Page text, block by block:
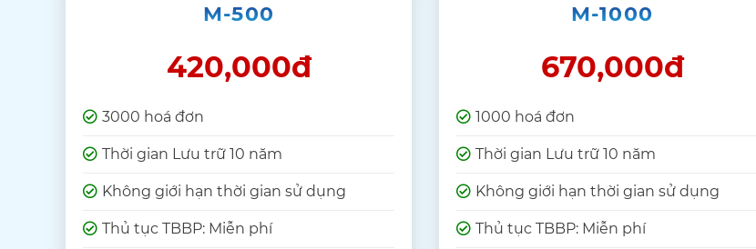
M-500
420,000đ
3000 hoá đơn
Thời gian Lưu trữ 10 năm
Không giới hạn thời gian sử dụng
Thủ tục TBBP: Miễn phí
M-1000
670,000đ
1000 hoá đơn
Thời gian Lưu trữ 10 năm
Không giới hạn thời gian sử dụng
Thủ tục TBBP: Miễn phí